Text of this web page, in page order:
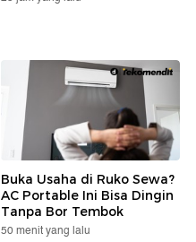
Buka Usaha di Ruko Sewa?
AC Portable Ini Bisa Dingin
Tanpa Bor Tembok
50 menit yang lalu